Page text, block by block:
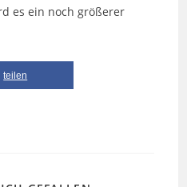
es ein noch größerer
teilen